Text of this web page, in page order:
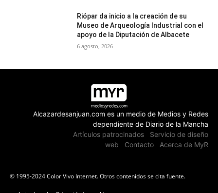
Riópar da inicio a la creación de su
Museo de Arqueología Industrial con el
apoyo de la Diputación de Albacete
6 agosto, 2026
Alcazardesanjuan.com es un medio de Medios y Redes
dependiente de Diario de la Mancha
Artículos patrocinados
Servicio de diseño
web
Contacto Acerca de MyR
© 1995-2024 Color Vivo Internet. Otros contenidos se cita fuente.